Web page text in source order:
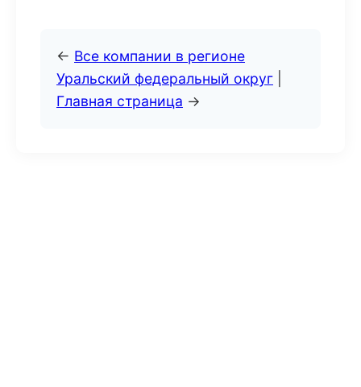
← Все компании в регионе
Уральский федеральный округ
Главная страница →